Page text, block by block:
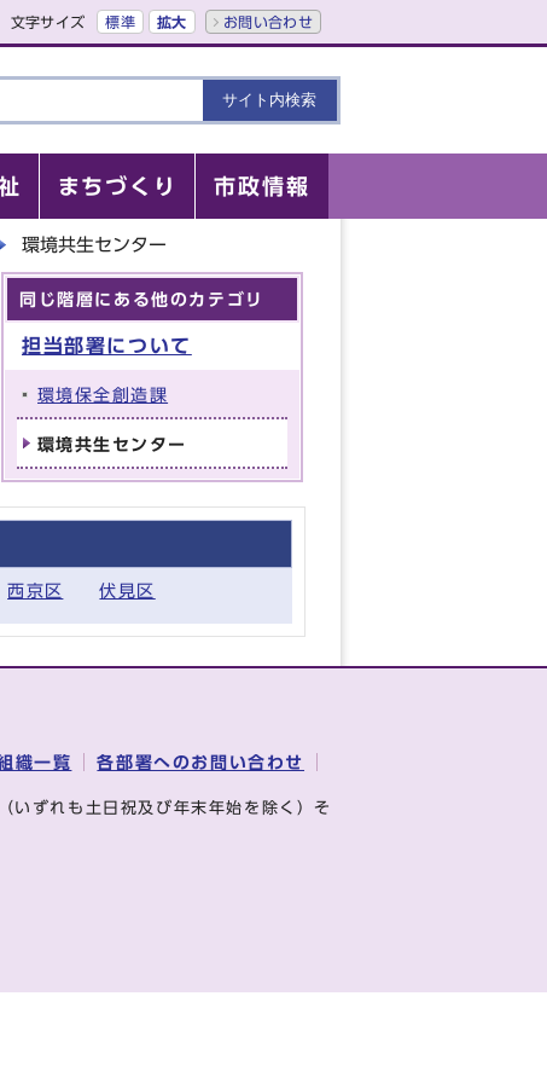
文字サイズ 標準 拡大 お問い合わせ
まちづくり 市政情報
環境共生センター
同じ階層にある他のカテゴリ
担当部署について
環境保全創造課
環境共生センター
西京区 伏見区
織一覧 各部署へのお問い合わせ
（いずれも土日祝及び年末年始を除く）そ